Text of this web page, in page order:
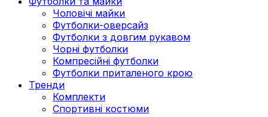
Чоловічі майки
Футболки-оверсайз
Футболки з довгим рукавом
Чорні футболки
Компресійні футболки
Футболки приталеного крою
Тренди
Комплекти
Спортивні костюми